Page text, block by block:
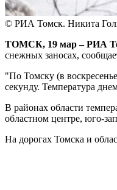
© РИА Томск. Никита
ТОМСК, 19 мар – РИА
снежных заносах,
"По Томску (в
секунду. Температура
В районах области
областном центре, юго-
На дорогах Томска и